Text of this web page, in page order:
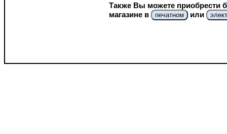
Также Вы можете приобрести
магазине в
печатном или